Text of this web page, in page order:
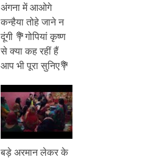
अंगना में आओगे
कन्हैया तोहे जाने न
दूंगी 💐गोपियां कृष्ण
से क्या कह रहीं हैं
आप भी पूरा सुनिए💐
बड़े अरमान लेकर के